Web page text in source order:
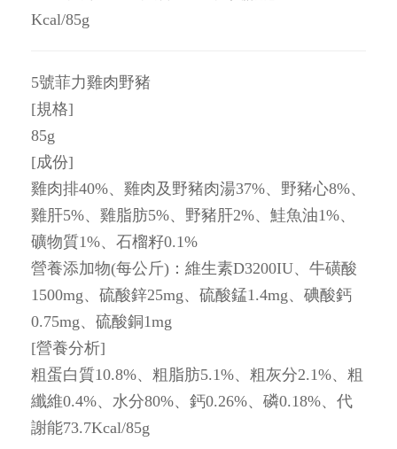
Kcal/85g
5號菲力雞肉野豬
[規格]
85g
[成份]
雞肉排40%、雞肉及野豬肉湯37%、野豬心8%、
雞肝5%、雞脂肪5%、野豬肝2%、鮭魚油1%、
礦物質1%、石榴籽0.1%
營養添加物(每公斤)：維生素D3200IU、牛磺酸
1500mg、硫酸鋅25mg、硫酸錳1.4mg、碘酸鈣
0.75mg、硫酸銅1mg
[營養分析]
粗蛋白質10.8%、粗脂肪5.1%、粗灰分2.1%、粗
纖維0.4%、水分80%、鈣0.26%、磷0.18%、代
謝能73.7Kcal/85g